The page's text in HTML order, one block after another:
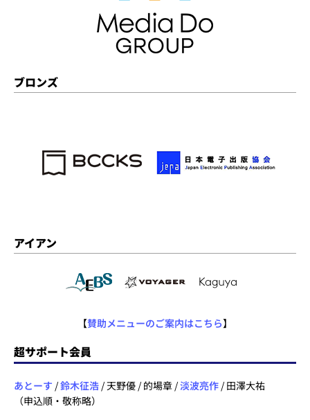
ブロンズ
アイアン
【賛助メニューのご案内はこちら】
超サポート会員
あとーす /鈴木征浩 / 天野優 / 的場章 /淡波亮作 / 田澤大祐
（申込順・敬称略）